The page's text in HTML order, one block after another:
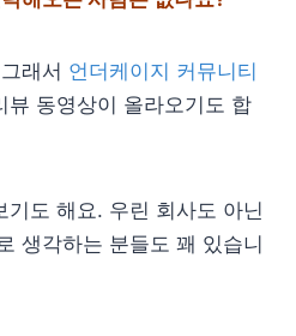
래서 언더케이지 커뮤니티
뷰 동영상이 올라오기도 합
기도 해요. 우린 회사도 아닌
생각하는 분들도 꽤 있습니